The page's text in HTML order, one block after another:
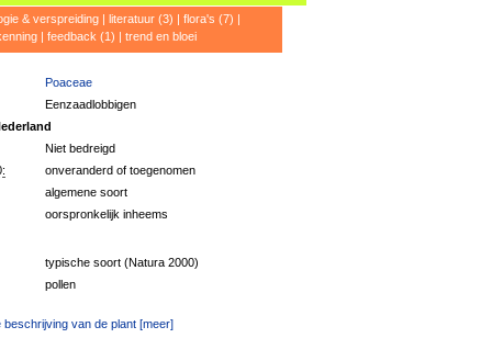
& verspreiding| literatuur (3) | flora's (7) |
| feedback (1) | trend en bloei
Poaceae
Eenzaadlobbigen
Niet bedreigd
onveranderd of toegenomen
algemene soort
oorspronkelijk inheems
typische soort (Natura 2000)
pollen
beschrijving van de plant [meer]